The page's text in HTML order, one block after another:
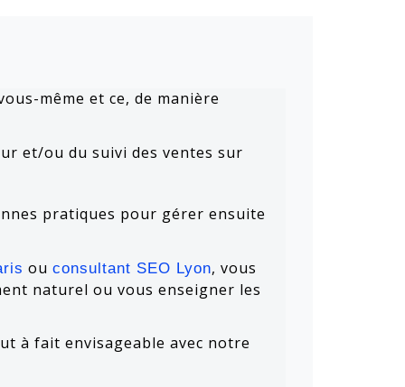
même et ce, de manière
et/ou du suivi des ventes sur
pratiques pour gérer ensuite
ou consultant SEO Lyon, vous
naturel ou vous enseigner les
à fait envisageable avec notre